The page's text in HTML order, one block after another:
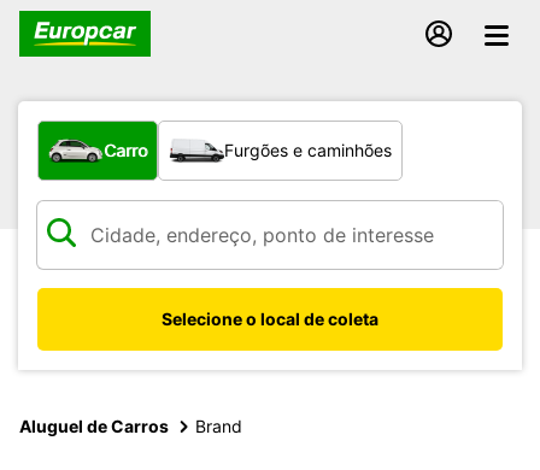
Qual tipo de veículo?
Carro Furgões e caminhões
Selecione o local de coleta
Aluguel de Carros Brand